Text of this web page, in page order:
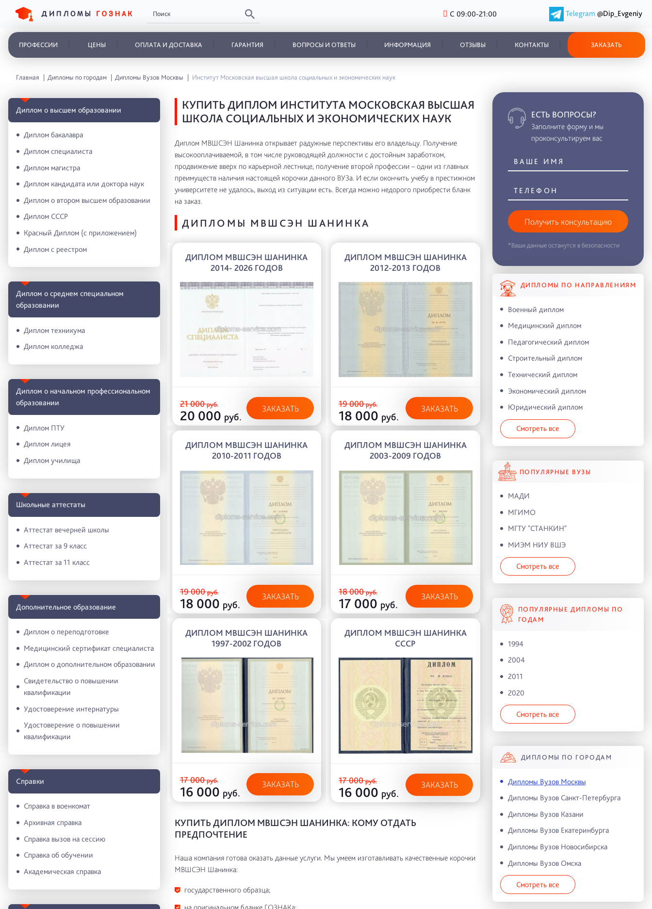
С 09:00-21:00 Telegram @Dip_Evgeniy
ПРОФЕССИИ ЦЕНЫ ОПЛАТА И ДОСТАВКА ГАРАНТИЯ ВОПРОСЫ И ОТВЕТЫ ИНФОРМАЦИЯ ОТЗЫВЫ КОНТАКТЫ ЗАКАЗАТЬ
Главная Дипломы по городам Дипломы Вузов Москвы Институт Московская высшая школа социальных и экономических наук
Диплом о высшем образовании
Диплом бакалавра
Диплом специалиста
Диплом магистра
Диплом кандидата или доктора наук
Диплом о втором высшем образовании
Диплом СССР
Красный Диплом (с приложением)
Диплом с реестром
Диплом о среднем специальном
образовании
Диплом техникума
Диплом колледжа
Диплом о начальном профессиональном
oбразовании
Диплом ПТУ
Диплом лицея
Диплом училища
Школьные аттестаты
Аттестат вечерней школы
Аттестат за 9 класс
Аттестат за 11 класс
Дополнительное образование
Диплом о переподготовке
Медицинский сертификат специалиста
Диплом о дополнительном образовании
Свидетельство о повышении
квалификации
Удостоверение интернатуры
Удостоверение о повышении
квалификации
Справки
Справка в военкомат
Архивная справка
Справка вызов на сессию
Справка об обучении
Академическая справка
КУПИТЬ ДИПЛОМ ИНСТИТУТА МОСКОВСКАЯ ВЫСШАЯ
ШКОЛА СОЦИАЛЬНЫХ И ЭКОНОМИЧЕСКИХ НАУК
Диплом МВШСЭН Шанинка открывает радужные перспективы его владельцу. Получение
высокооплачиваемой, в том числе руководящей должности с достойным заработком,
продвижение вверх по карьерной лестнице, получение второй профессии – одни из главных
преимуществ наличия настоящей корочки данного ВУЗа. И если окончить учебу в престижном
университете не удалось, выход из ситуации есть. Всегда можно недорого приобрести бланк
на заказ.
ДИПЛОМЫ МВШСЭН ШАНИНКА
ДИПЛОМ МВШСЭН ШАНИНКА
2014- 2026 ГОДОВ
21 000руб.
20 000 руб.
ЗАКАЗАТЬ
ДИПЛОМ МВШСЭН ШАНИНКА
2012-2013 ГОДОВ
19 000руб.
18 000 руб.
ЗАКАЗАТЬ
ДИПЛОМ МВШСЭН ШАНИНКА
2010-2011 ГОДОВ
19 000руб.
18 000 руб.
ЗАКАЗАТЬ
ДИПЛОМ МВШСЭН ШАНИНКА
2003-2009 ГОДОВ
18 000руб.
17 000 руб.
ЗАКАЗАТЬ
ДИПЛОМ МВШСЭН ШАНИНКА
1997-2002 ГОДОВ
17 000руб.
16 000 руб.
ЗАКАЗАТЬ
ДИПЛОМ МВШСЭН ШАНИНКА
СССР
17 000руб.
16 000 руб.
ЗАКАЗАТЬ
КУПИТЬ ДИПЛОМ МВШСЭН ШАНИНКА: КОМУ ОТДАТЬ
ПРЕДПОЧТЕНИЕ
Наша компания готова оказать данные услуги. Мы умеем изготавливать качественные корочки
МВШСЭН Шанинка:
государственного образца;
на оригинальном бланке ГОЗНАКа;
ЕСТЬ ВОПРОСЫ?
Заполните форму и мы
проконсультируем вас
Получить консультацию
*Ваши данные останутся в безопасности
ДИПЛОМЫ ПО НАПРАВЛЕНИЯМ
Военный диплом
Медицинский диплом
Педагогический диплом
Строительный диплом
Технический диплом
Экономический диплом
Юридический диплом
Смотреть все
ПОПУЛЯРНЫЕ ВУЗЫ
МАДИ
МГИМО
МГТУ "СТАНКИН"
МИЭМ НИУ ВШЭ
Смотреть все
ПОПУЛЯРНЫЕ ДИПЛОМЫ ПО
ГОДАМ
1994
2004
2011
2020
Смотреть все
ДИПЛОМЫ ПО ГОРОДАМ
Дипломы Вузов Москвы
Дипломы Вузов Санкт-Петербурга
Дипломы Вузов Казани
Дипломы Вузов Екатеринбурга
Дипломы Вузов Новосибирска
Дипломы Вузов Омска
Смотреть все